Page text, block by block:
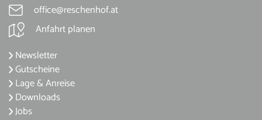
office@reschenhof.at
Anfahrt planen
Newsletter
Gutscheine
Lage & Anreise
Downloads
Jobs